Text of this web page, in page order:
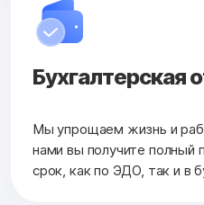
Бухгалтерская
Мы упрощаем жизнь и
нами вы получите полный
срок, как по ЭДО, так и в